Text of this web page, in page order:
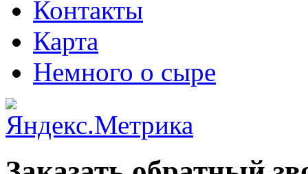
Контакты
Карта
Немного о сыре